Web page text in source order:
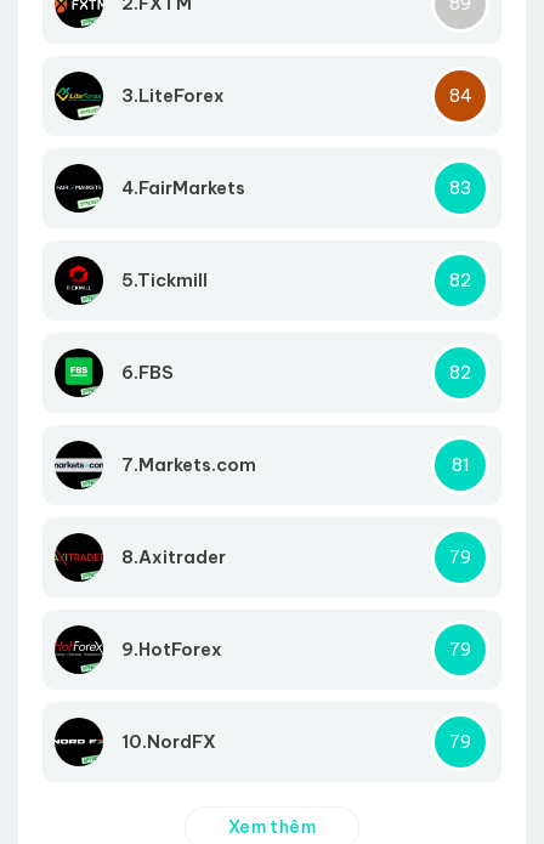
3.LiteForex 84
4.FairMarkets 83
5.Tickmill 82
6.FBS 82
7.Markets.com 81
8.Axitrader 79
9.HotForex 79
10.NordFX 79
Xem thêm